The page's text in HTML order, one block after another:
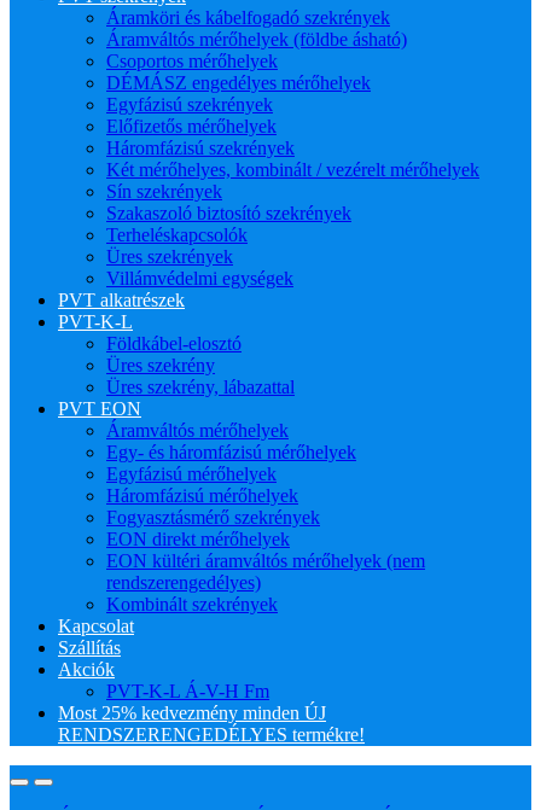
Áramköri és kábelfogadó szekrények
Áramváltós mérőhelyek (földbe ásható)
Csoportos mérőhelyek
DÉMÁSZ engedélyes mérőhelyek
Egyfázisú szekrények
Előfizetős mérőhelyek
Háromfázisú szekrények
Két mérőhelyes, kombinált / vezérelt mérőhelyek
Sín szekrények
Szakaszoló biztosító szekrények
Terheléskapcsolók
Üres szekrények
Villámvédelmi egységek
PVT alkatrészek
PVT-K-L
Földkábel-elosztó
Üres szekrény
Üres szekrény, lábazattal
PVT EON
Áramváltós mérőhelyek
Egy- és háromfázisú mérőhelyek
Egyfázisú mérőhelyek
Háromfázisú mérőhelyek
Fogyasztásmérő szekrények
EON direkt mérőhelyek
EON kültéri áramváltós mérőhelyek (nem
rendszerengedélyes)
Kombinált szekrények
Kapcsolat
Szállítás
Akciók
PVT-K-L Á-V-H Fm
Most 25% kedvezmény minden ÚJ
RENDSZERENGEDÉLYES termékre!